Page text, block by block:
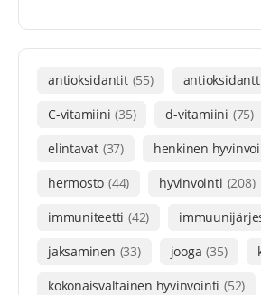
antioksidantit (55)
C-vitamiini (35) d-vitamiini (75)
elintavat (37) henkinen
hermosto (44) hyvinvointi (208)
immuniteetti (42)
jaksaminen (33) jooga (35)
kokonaisvaltainen hyvinvointi (52)